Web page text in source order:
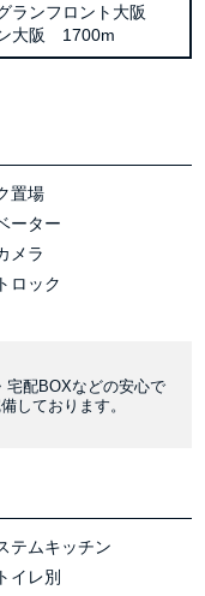
ンフロント大阪
大阪 1700m
置場
ーター
メラ
ロック
宅配BOXなどの安心で
しております。
テムキッチン
イレ別